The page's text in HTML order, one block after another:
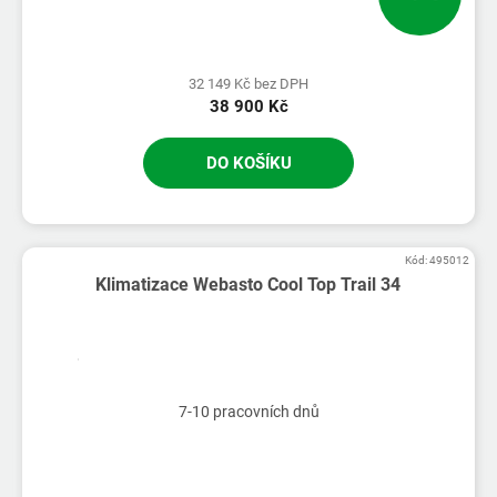
32 149 Kč bez DPH
38 900 Kč
DO KOŠÍKU
Klimatizace Webasto Cool Top Trail 34
7-10 pracovních dnů
Kód:495012